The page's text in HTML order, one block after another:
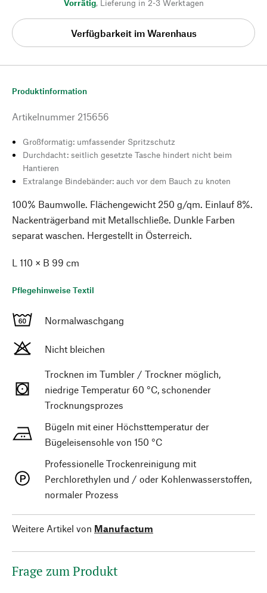
Vorrätig, Lieferung in 2-3 Werktagen
Verfügbarkeit im Warenhaus
Produktinformation
Artikelnummer 215656
Großformatig: umfassender Spritzschutz
Durchdacht: seitlich gesetzte Tasche hindert nicht beim
Hantieren
Extralange Bindebänder: auch vor dem Bauch zu knoten
100% Baumwolle. Flächengewicht 250 g/qm. Einlauf 8%.
Nackenträgerband mit Metallschließe. Dunkle Farben
separat waschen. Hergestellt in Österreich.
L 110 × B 99 cm
Pflegehinweise Textil
Normalwaschgang
Nicht bleichen
Trocknen im Tumbler / Trockner möglich,
niedrige Temperatur 60 °C, schonender
Trocknungsprozes
Bügeln mit einer Höchsttemperatur der
Bügeleisensohle von 150 °C
Professionelle Trockenreinigung mit
Perchlorethylen und / oder Kohlenwasserstoffen,
normaler Prozess
Weitere Artikel von Manufactum
Frage zum Produkt